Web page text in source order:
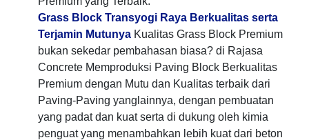
Grass Block Transyogi Raya Berkualitas serta
Terjamin Mutunya Kualitas Grass Block Premium
bukan sekedar pembahasan biasa? di Rajasa
Concrete Memproduksi Paving Block Berkualitas
Premium dengan Mutu dan Kualitas terbaik dari
Paving-Paving yanglainnya, dengan pembuatan
yang padat dan kuat serta di dukung oleh kimia
penguat yang menambahkan lebih kuat dari beton